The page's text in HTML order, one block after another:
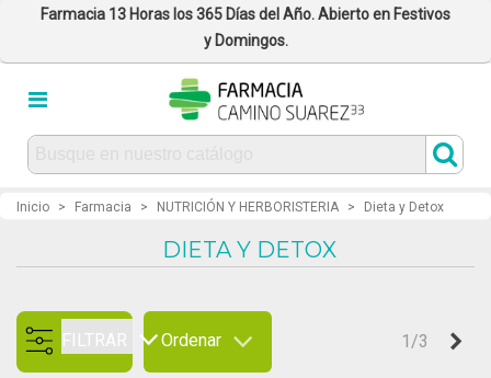
Farmacia 13 Horas los 365 Días del Año. Abierto en Festivos
y Domingos.
Inicio > Farmacia > NUTRICIÓN Y HERBORISTERIA > Dieta y Detox
DIETA Y DETOX
FILTRAR Ordenar 1/3